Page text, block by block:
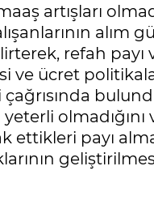
artışları
alım
refah payı
ve ücret
yeterli
ettikleri payı